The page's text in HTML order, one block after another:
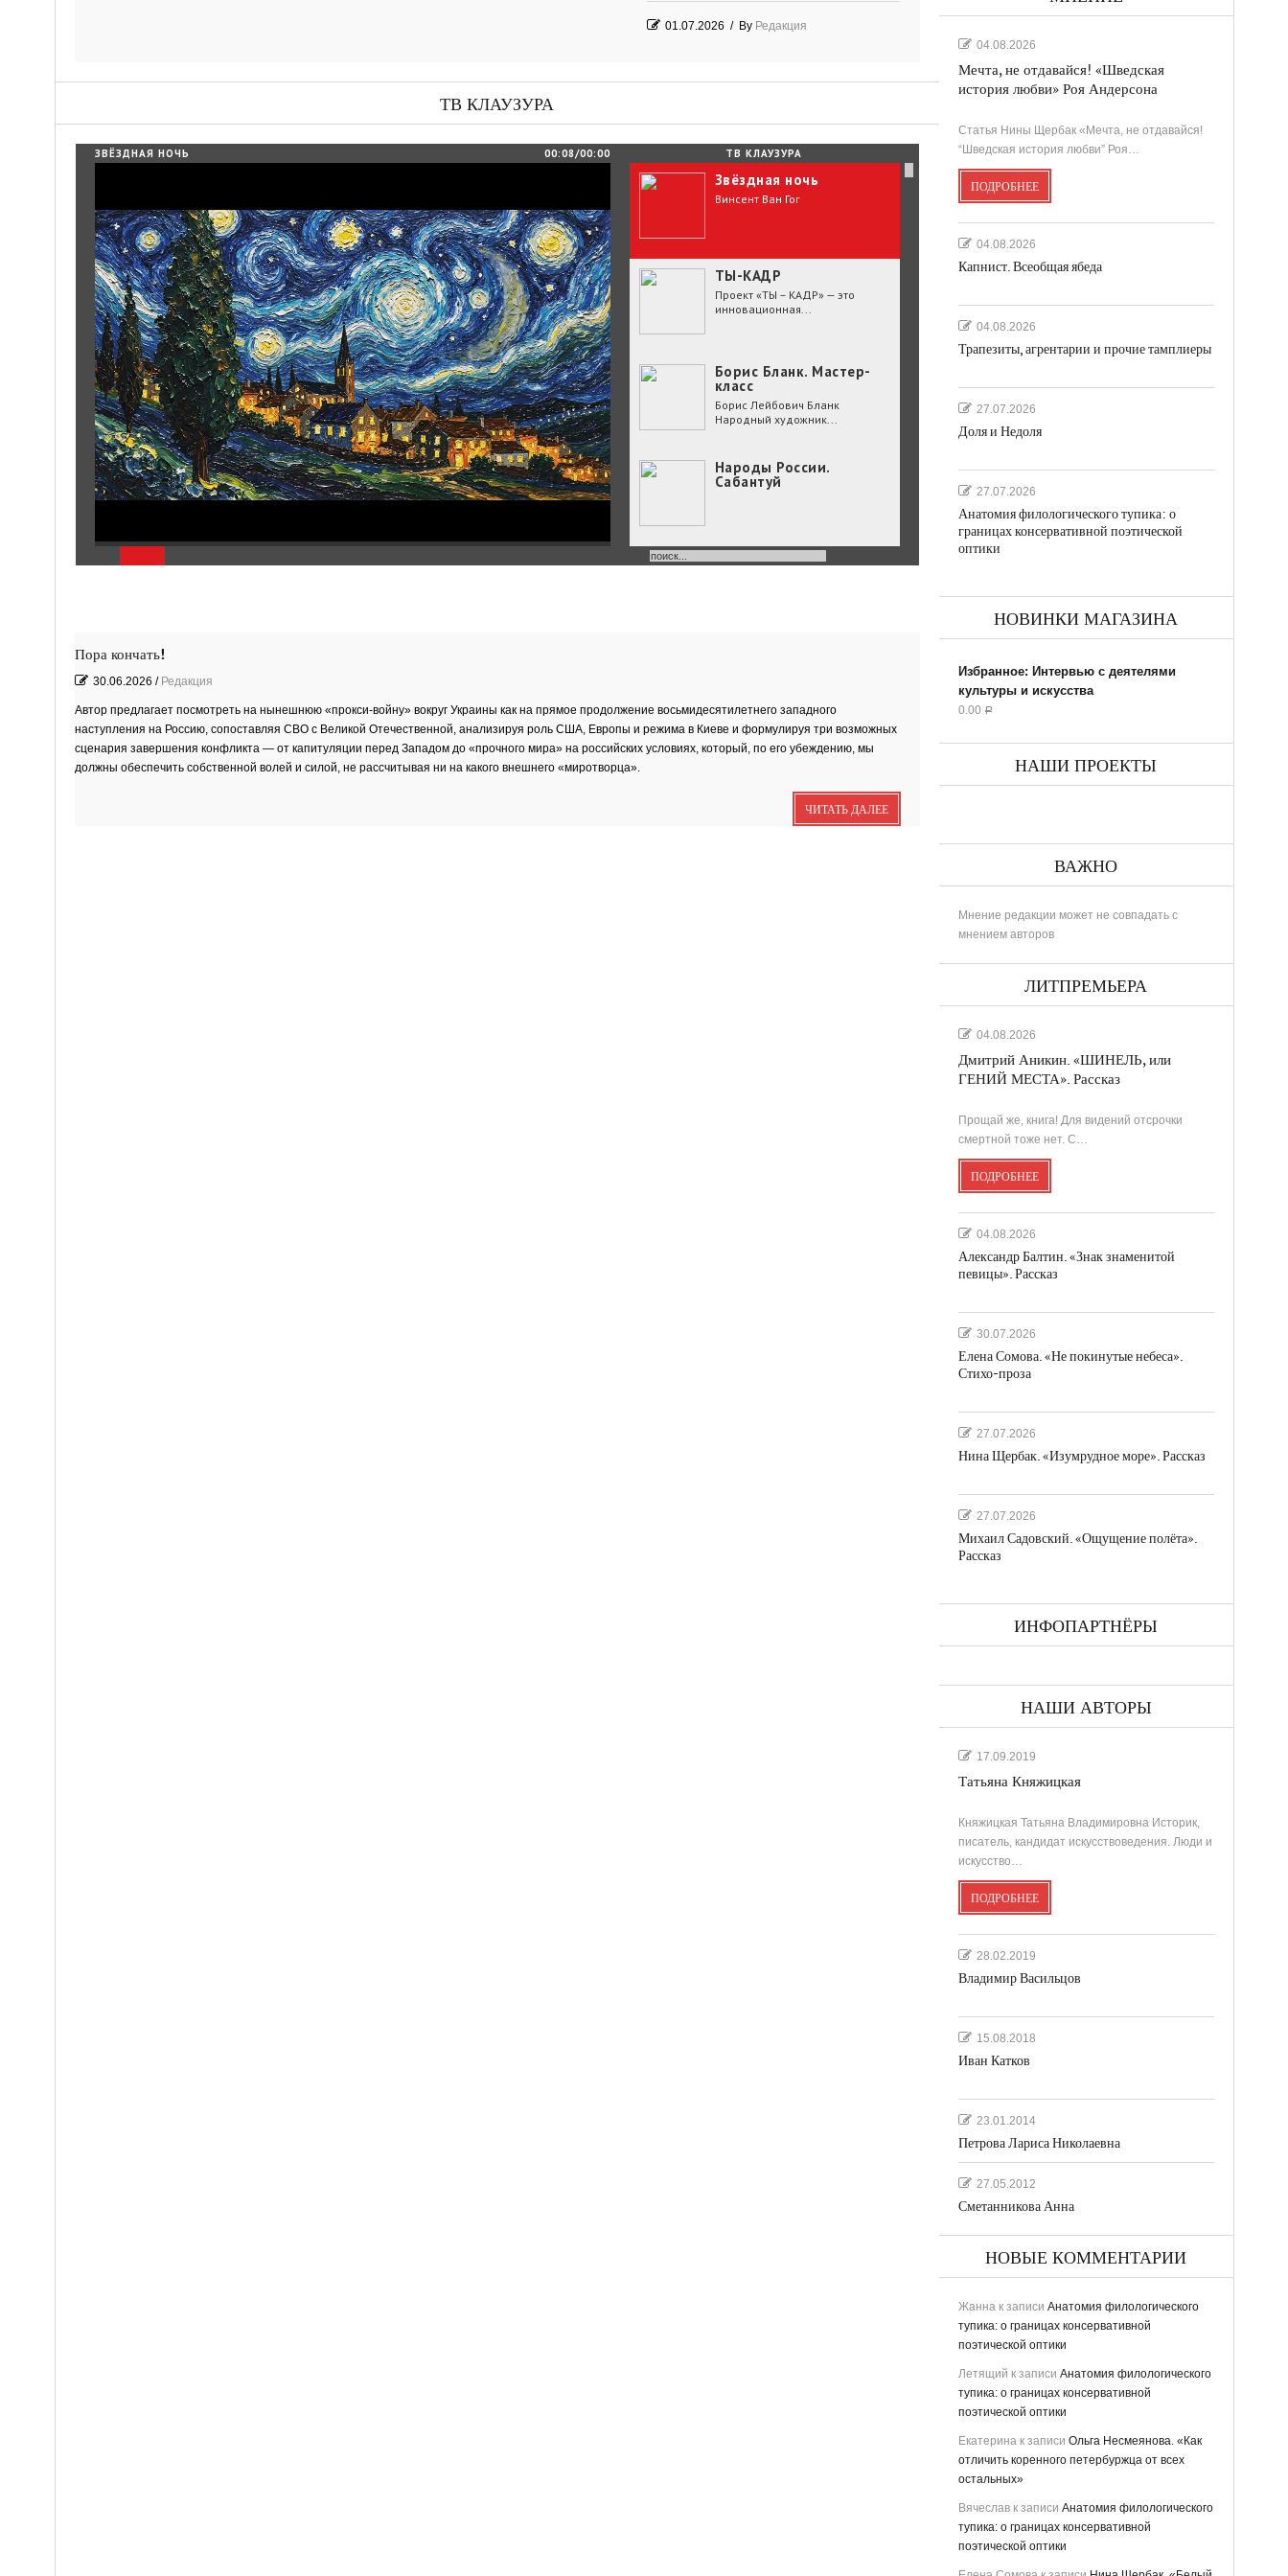
01.07.2026 / By Редакция
25.06.2026 / ByРедакция
Зелёные мемориалы памяти и славы
ТВ КЛАУЗУРА
Звёздная ночь
Винсент Ван Гог
ТЫ-КАДР
Проект «ТЫ – КАДР» — это
инновационная...
Борис Бланк. Мастер-
класс
Борис Лейбович Бланк
Народный художник...
Народы России.
Сабантуй
Народы России
В День славянской
совсем...
День славянской
24 мая славянский мир
отмечает большой праздник
ТВ КЛАУЗУРА
ЗВЁЗДНАЯ НОЧЬ 00:08/00:00
Пора кончать!
30.06.2026 / Редакция
Автор предлагает посмотреть на нынешнюю «прокси‑войну» вокруг Украины как на прямое продолжение восьмидесятилетнего западного
наступления на Россию, сопоставляя СВО с Великой Отечественной, анализируя роль США, Европы и режима в Киеве и формулируя три возможных
сценария завершения конфликта — от капитуляции перед Западом до «прочного мира» на российских условиях, который, по его убеждению, мы
должны обеспечить собственной волей и силой, не рассчитывая ни на какого внешнего «миротворца».
ЧИТАТЬ ДАЛЕЕ
04.08.2026
Мечта, не отдавайся! «Шведская
история любви» Роя Андерсона
Статья Нины Щербак «Мечта, не отдавайся!
“Шведская история любви” Роя…
ПОДРОБНЕЕ
04.08.2026
Капнист. Всеобщая ябеда
04.08.2026
Трапезиты, агрентарии и прочие тамплиеры
27.07.2026
Доля и Недоля
27.07.2026
Анатомия филологического тупика: о
границах консервативной поэтической
оптики
НОВИНКИ МАГАЗИНА
Избранное: Интервью с деятелями
культуры и искусства
0.00 Р
НАШИ ПРОЕКТЫ
ВАЖНО
Мнение редакции может не совпадать с
мнением авторов
ЛИТПРЕМЬЕРА
04.08.2026
Дмитрий Аникин. «ШИНЕЛЬ, или
ГЕНИЙ МЕСТА». Рассказ
Прощай же, книга! Для видений отсрочки
смертной тоже нет. С…
ПОДРОБНЕЕ
04.08.2026
Александр Балтин. «Знак знаменитой
певицы». Рассказ
30.07.2026
Елена Сомова. «Не покинутые небеса».
Стихо-проза
27.07.2026
Нина Щербак. «Изумрудное море». Рассказ
27.07.2026
Михаил Садовский. «Ощущение полёта».
Рассказ
ИНФОПАРТНЁРЫ
НАШИ АВТОРЫ
17.09.2019
Татьяна Княжицкая
Княжицкая Татьяна Владимировна Историк,
писатель, кандидат искусствоведения. Люди и
искусство…
ПОДРОБНЕЕ
28.02.2019
Владимир Васильцов
15.08.2018
Иван Катков
23.01.2014
Петрова Лариса Николаевна
27.05.2012
Сметанникова Анна
НОВЫЕ КОММЕНТАРИИ
Жаннак записи Анатомия филологического
тупика: о границах консервативной
поэтической оптики
Летящий к записи Анатомия филологического
тупика: о границах консервативной
поэтической оптики
Екатеринак записи Ольга Несмеянова. «Как
отличить коренного петербуржца от всех
остальных»
Вячеславк записи Анатомия филологического
тупика: о границах консервативной
поэтической оптики